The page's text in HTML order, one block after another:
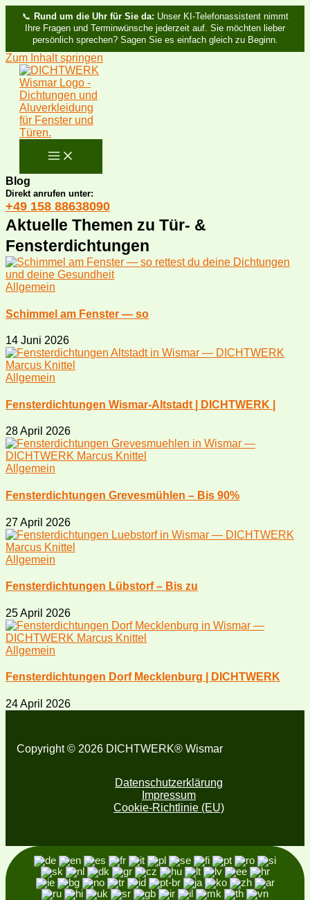
📞 Rund um die Uhr für Sie da: Unser KI-Telefonassistent nimmt
Ihre Fragen und Terminwünsche jederzeit auf. Sie möchten lieber
persönlich sprechen? Sagen Sie es einfach gleich zu Beginn.
Zum Inhalt springen
Blog
Direkt anrufen unter:
+49 158 88638090
Aktuelle Themen zu Tür- &
Fensterdichtungen
Allgemein
Schimmel am Fenster — so
14 Juni 2026
Allgemein
Fensterdichtungen Wismar-Altstadt | DICHTWERK |
28 April 2026
Allgemein
Fensterdichtungen Grevesmühlen – Bis 90%
27 April 2026
Allgemein
Fensterdichtungen Lübstorf – Bis zu
25 April 2026
Allgemein
Fensterdichtungen Dorf Mecklenburg | DICHTWERK
24 April 2026
Copyright © 2026 DICHTWERK® Wismar
Datenschutzerklärung
Impressum
Cookie-Richtlinie (EU)